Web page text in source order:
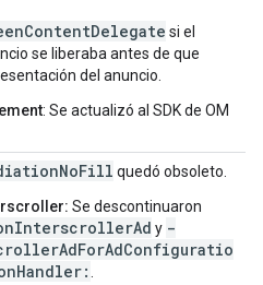
si el
se liberaba antes de que
del anuncio.
: Se actualizó al SDK de OM
quedó obsoleto.
Se descontinuaron
y -